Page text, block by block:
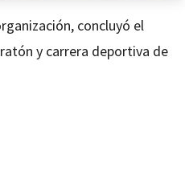
concluyó el
y carrera deportiva de